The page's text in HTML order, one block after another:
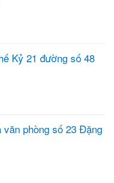
Kỷ 21 đường số 48
văn phòng số 23 Đặng